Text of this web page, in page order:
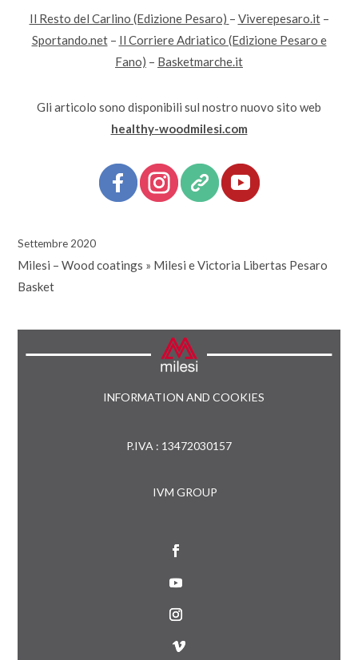
Il Resto del Carlino (Edizione Pesaro) – Viverepesaro.it–
Sportando.net– Il Corriere Adriatico (Edizione Pesaro e
Fano) – Basketmarche.it
Gli articolo sono disponibili sul nostro nuovo sito web
healthy-woodmilesi.com
Settembre 2020
Milesi – Wood coatings » Milesi e Victoria Libertas Pesaro
Basket
INFORMATION AND COOKIES
P.IVA : 13472030157
IVM GROUP